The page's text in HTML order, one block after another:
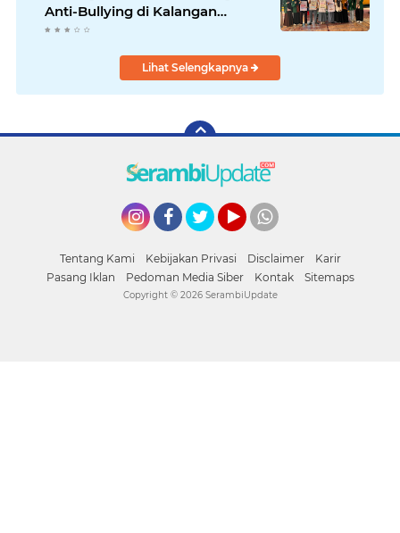
Anti-Bullying di Kalangan
Remaja
Lihat Selengkapnya
Tentang Kami Kebijakan Privasi Disclaimer
Karir
Pasang Iklan
Pedoman Media Siber Kontak Sitemaps
Copyright © 2026 SerambiUpdate